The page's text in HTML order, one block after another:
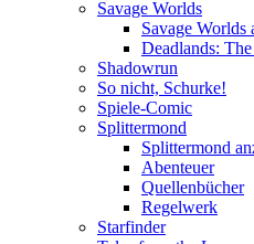
Savage Worlds
Savage Worlds
Deadlands:
Shadowrun
So nicht, Schurke!
Spiele-Comic
Splittermond
Splittermond
Abenteuer
Quellenbücher
Regelwerk
Starfinder